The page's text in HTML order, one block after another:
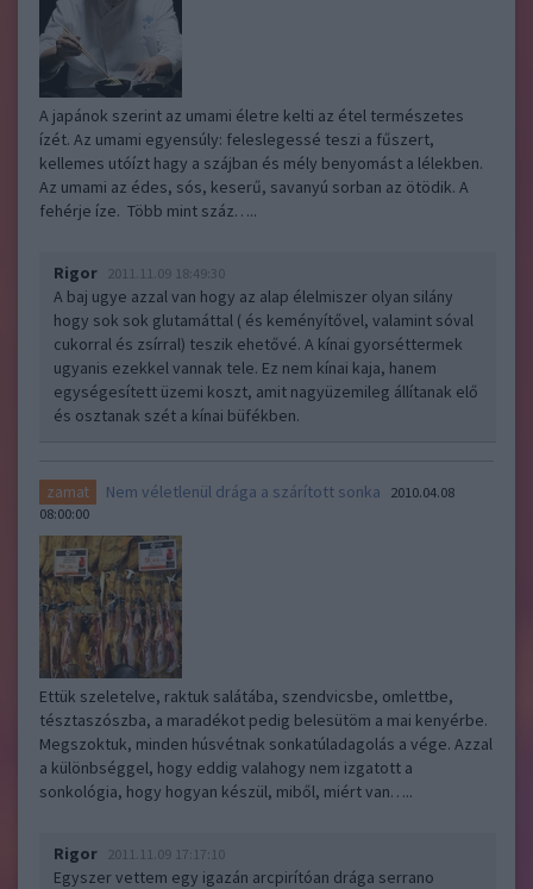
A japánok szerint az umami életre kelti az étel természetes
ízét. Az umami egyensúly: feleslegessé teszi a fűszert,
kellemes utóízt hagy a szájban és mély benyomást a lélekben.
Az umami az édes, sós, keserű, savanyú sorban az ötödik. A
fehérje íze. Több mint száz…..
Rigor 2011.11.09 18:49:30
A baj ugye azzal van hogy az alap élelmiszer olyan silány
hogy sok sok glutamáttal ( és keményítővel, valamint sóval
cukorral és zsírral) teszik ehetővé. A kínai gyorséttermek
ugyanis ezekkel vannak tele. Ez nem kínai kaja, hanem
egységesített üzemi koszt, amit nagyüzemileg állítanak elő
és osztanak szét a kínai büfékben.
zamat Nem véletlenül drága a szárított sonka
2010.04.08
08:00:00
Ettük szeletelve, raktuk salátába, szendvicsbe, omlettbe,
tésztaszószba, a maradékot pedig belesütöm a mai kenyérbe.
Megszoktuk, minden húsvétnak sonkatúladagolás a vége. Azzal
a különbséggel, hogy eddig valahogy nem izgatott a
sonkológia, hogy hogyan készül, miből, miért van…..
Rigor 2011.11.09 17:17:10
Egyszer vettem egy igazán arcpirítóan drága serrano